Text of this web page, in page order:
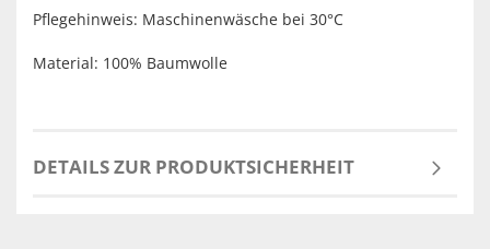
Pflegehinweis: Maschinenwäsche bei 30°C
Material: 100% Baumwolle
DETAILS ZUR PRODUKTSICHERHEIT